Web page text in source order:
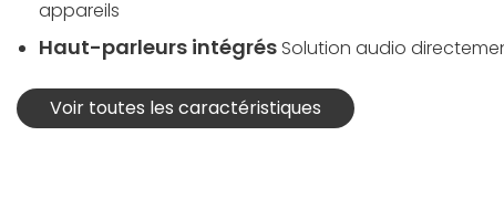
appareils
Haut-parleurs intégrés Solution audio
Voir toutes les caractéristiques